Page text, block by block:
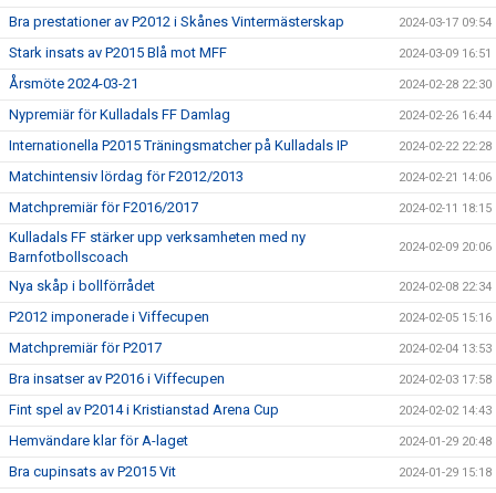
Bra prestationer av P2012 i Skånes Vintermästerskap 2024-03-17 09:54
Stark insats av P2015 Blå mot MFF 2024-03-09 16:51
Årsmöte 2024-03-21 2024-02-28 22:30
Nypremiär för Kulladals FF Damlag 2024-02-26 16:44
Internationella P2015 Träningsmatcher på Kulladals IP 2024-02-22 22:28
Matchintensiv lördag för F2012/2013 2024-02-21 14:06
Matchpremiär för F2016/2017 2024-02-11 18:15
Kulladals FF stärker upp verksamheten med ny
Barnfotbollscoach
2024-02-09 20:06
Nya skåp i bollförrådet 2024-02-08 22:34
P2012 imponerade i Viffecupen 2024-02-05 15:16
Matchpremiär för P2017 2024-02-04 13:53
Bra insatser av P2016 i Viffecupen 2024-02-03 17:58
Fint spel av P2014 i Kristianstad Arena Cup 2024-02-02 14:43
Hemvändare klar för A-laget 2024-01-29 20:48
Bra cupinsats av P2015 Vit 2024-01-29 15:18